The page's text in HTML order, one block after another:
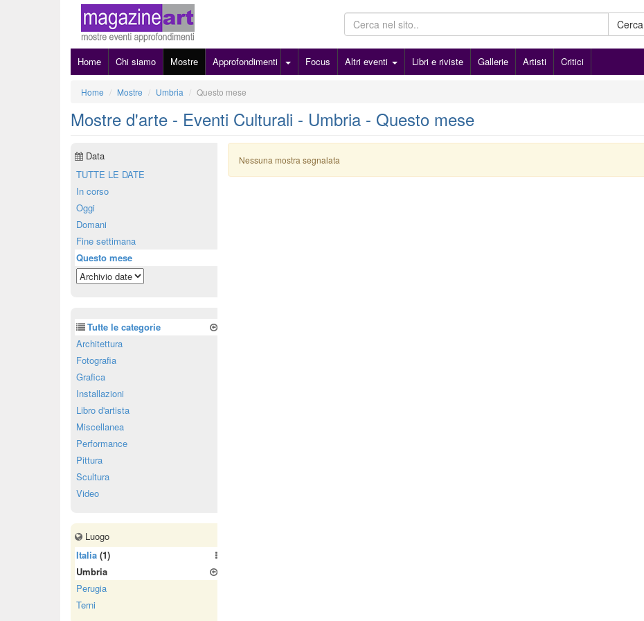
Cerca
Home Chi siamo Mostre Approfondimenti Focus Altri eventi Libri e riviste Gallerie Artisti Critici
Home Mostre Umbria Questo mese
Mostre d'arte - Eventi Culturali - Umbria - Questo mese
Nessuna mostra segnalata
Data
TUTTE LE DATE
In corso
Oggi
Domani
Fine settimana
Questo mese
Tutte le categorie
Architettura
Fotografia
Grafica
Installazioni
Libro d'artista
Miscellanea
Performance
Pittura
Scultura
Video
Luogo
Italia (1)
Umbria
Perugia
Terni